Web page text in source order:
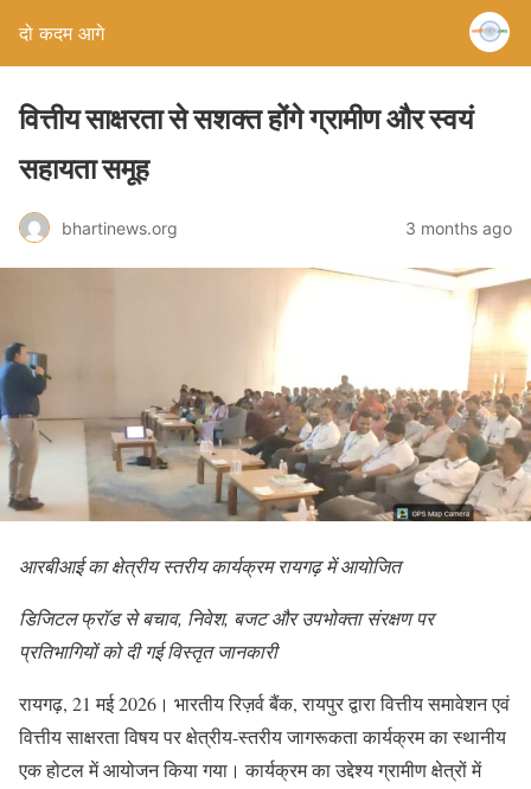
दो कदम आगे
वित्तीय साक्षरता से सशक्त होंगे ग्रामीण और स्वयं
सहायता समूह
bhartinews.org 3 months ago
आरबीआई का क्षेत्रीय स्तरीय कार्यक्रम रायगढ़ में आयोजित
डिजिटल फ्रॉड से बचाव, निवेश, बजट और उपभोक्ता संरक्षण पर
प्रतिभागियों को दी गई विस्तृत जानकारी
रायगढ़, 21 मई 2026। भारतीय रिज़र्व बैंक, रायपुर द्वारा वित्तीय समावेशन एवं
वित्तीय साक्षरता विषय पर क्षेत्रीय-स्तरीय जागरूकता कार्यक्रम का स्थानीय
एक होटल में आयोजन किया गया। कार्यक्रम का उद्देश्य ग्रामीण क्षेत्रों में